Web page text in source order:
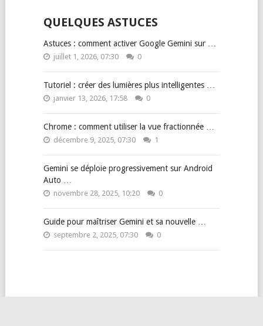
QUELQUES ASTUCES
Astuces : comment activer Google Gemini sur …
juillet 1, 2026, 07:30 0
Tutoriel : créer des lumières plus intelligentes …
janvier 13, 2026, 17:58 0
Chrome : comment utiliser la vue fractionnée …
décembre 9, 2025, 07:30 1
Gemini se déploie progressivement sur Android
Auto …
novembre 28, 2025, 10:20 0
Guide pour maîtriser Gemini et sa nouvelle …
septembre 2, 2025, 07:30 0